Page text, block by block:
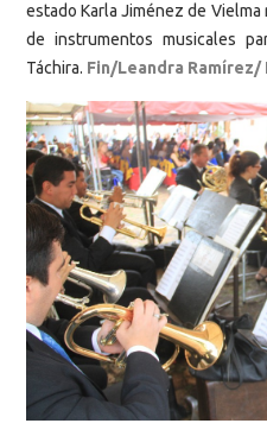
estado Karla Jiménez de
de instrumentos musicales
Táchira. Fin/Leandra Ramírez/